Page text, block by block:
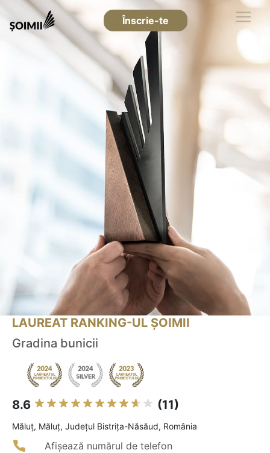
Înscrie-te
LAUREAT RANKING-UL ȘOIMII
Gradina bunicii
8.6 (11)
Măluţ, Măluț, Județul Bistrița-Năsăud, România
Afișează numărul de telefon